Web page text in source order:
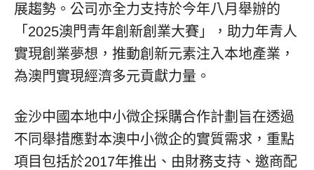
展趨勢。公司亦全力支持於今年八月舉辦的
「2025澳門青年創新創業大賽」，助力年青人
實現創業夢想，推動創新元素注入本地產業，
為澳門實現經濟多元貢獻力量。
金沙中國本地中小微企採購合作計劃旨在透過
不同舉措應對本澳中小微企的實質需求，重點
項目包括於2017年推出、由財務支持、邀商配